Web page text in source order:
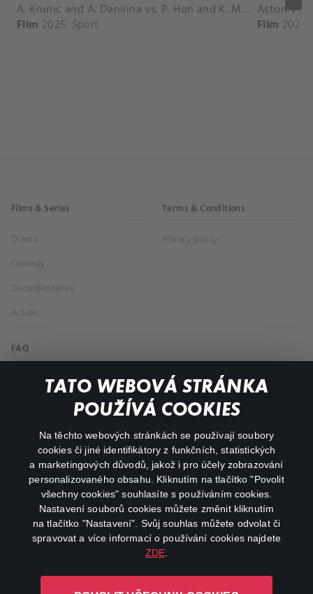
TATO WEBOVÁ STRÁNKA
POUŽÍVÁ COOKIES
Na těchto webových stránkách se používají soubory
cookies či jiné identifikátory z funkčních, statistických
a marketingových důvodů, jakož i pro účely zobrazování
personalizovaného obsahu. Kliknutím na tlačítko "Povolit
všechny cookies" souhlasíte s používáním cookies.
Nastavení souborů cookies můžete změnit kliknutím
na tlačítko "Nastavení". Svůj souhlas můžete odvolat či
spravovat a více informací o používání cookies najdete
ZDE
A. Krunic and A. Danilina vs. P. Hon and K. Muchova Match Highlights - BEIJING_Capital Group Diamond ( October 02, 2025)
Film 2025 Sport Film 2026
Films & Series
Drama
Comedy
Documentaries
Action
Terms & Conditions
Privacy policy
FAQ
My profile
facebookinstagram
youtube